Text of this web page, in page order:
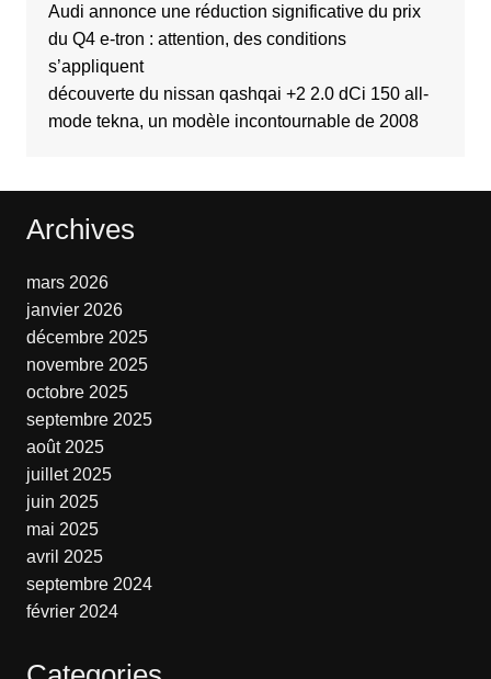
Audi annonce une réduction significative du prix
du Q4 e-tron : attention, des conditions
s’appliquent
découverte du nissan qashqai +2 2.0 dCi 150 all-
mode tekna, un modèle incontournable de 2008
Archives
mars 2026
janvier 2026
décembre 2025
novembre 2025
octobre 2025
septembre 2025
août 2025
juillet 2025
juin 2025
mai 2025
avril 2025
septembre 2024
février 2024